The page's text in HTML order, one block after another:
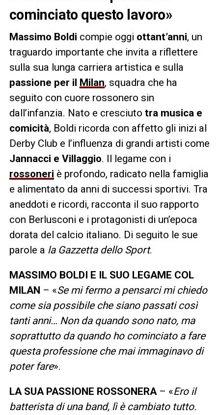
cominciato questo lavoro»
Massimo Boldi compie oggi ottant’anni, un
traguardo importante che invita a riflettere
sulla sua lunga carriera artistica e sulla
passione per il Milan, squadra che ha
seguito con cuore rossonero sin
dall’infanzia. Nato e cresciuto tra musica e
comicità, Boldi ricorda con affetto gli inizi al
Derby Club e l’influenza di grandi artisti come
Jannacci e Villaggio. Il legame con i
rossoneri è profondo, radicato nella famiglia
e alimentato da anni di successi sportivi. Tra
aneddoti e ricordi, racconta il suo rapporto
con Berlusconi e i protagonisti di un’epoca
dorata del calcio italiano. Di seguito le sue
parole a la Gazzetta dello Sport.
MASSIMO BOLDI E IL SUO LEGAME COL
MILAN – «Se mi fermo a pensarci mi chiedo
come sia possibile che siano passati così
tanti anni… Non da quando sono nato, ma
soprattutto da quando ho cominciato a fare
questa professione che mai immaginavo di
poter fare».
LA SUA PASSIONE ROSSONERA– «Ero il
batterista di una band, lì è cambiato tutto.